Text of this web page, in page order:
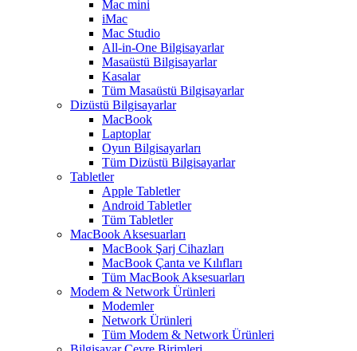
Mac mini
iMac
Mac Studio
All-in-One Bilgisayarlar
Masaüstü Bilgisayarlar
Kasalar
Tüm Masaüstü Bilgisayarlar
Dizüstü Bilgisayarlar
MacBook
Laptoplar
Oyun Bilgisayarları
Tüm Dizüstü Bilgisayarlar
Tabletler
Apple Tabletler
Android Tabletler
Tüm Tabletler
MacBook Aksesuarları
MacBook Şarj Cihazları
MacBook Çanta ve Kılıfları
Tüm MacBook Aksesuarları
Modem & Network Ürünleri
Modemler
Network Ürünleri
Tüm Modem & Network Ürünleri